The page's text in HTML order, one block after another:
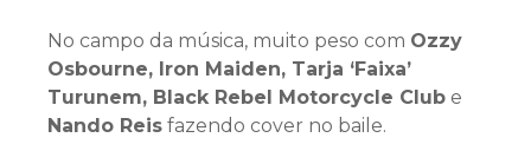
No campo da música, muito peso com Ozzy
Osbourne, Iron Maiden, Tarja ‘Faixa’
Turunem, Black Rebel Motorcycle Club e
Nando Reis fazendo cover no baile.